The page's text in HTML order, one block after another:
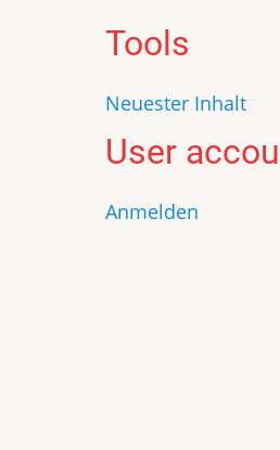
Tools
Neuester Inhalt
User
Anmelden